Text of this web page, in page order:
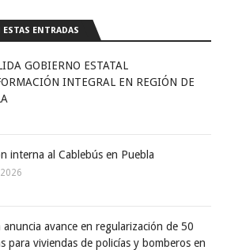
ENTRADAS
GOBIERNO ESTATAL
INTEGRAL EN REGIÓN DE
interna al Cablebús en Puebla
anuncia avance en regularización de 50
para viviendas de policías y bomberos en